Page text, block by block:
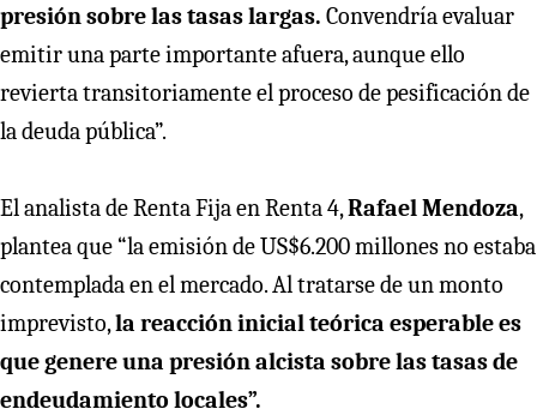
presión sobre las tasas largas. Convendría evaluar
emitir una parte importante afuera, aunque ello
revierta transitoriamente el proceso de pesificación de
la deuda pública”.
El analista de Renta Fija en Renta 4,Rafael Mendoza,
plantea que “la emisión de US$6.200 millones no estaba
contemplada en el mercado. Al tratarse de un monto
imprevisto,la reacción inicial teórica esperable es
que genere una presión alcista sobre las tasas de
endeudamiento locales”.